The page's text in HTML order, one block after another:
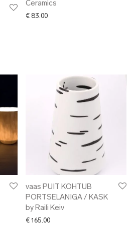
Ceramics
€ 83.00
vaas PUIT KOHTUB
PORTSELANIGA / KASK
by Raili Keiv
€ 165.00